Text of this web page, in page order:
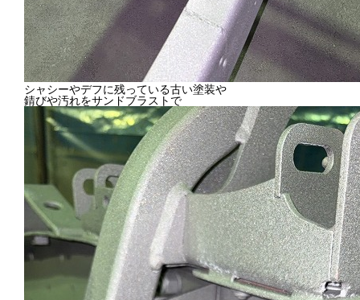
シャシーやデフに残っている古い塗装や
錆びや汚れをサンドブラストで